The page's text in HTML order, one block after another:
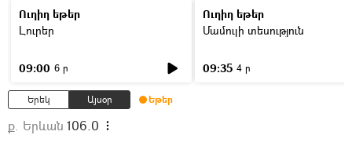
Ուղիղ եթեր
Լուրեր
09:00 6 ր
Ուղիղ եթեր
Մամուլի տեսություն
09:35 4 ր
Երեկ Այսօր Եթեր
ք. Երևան 106.0